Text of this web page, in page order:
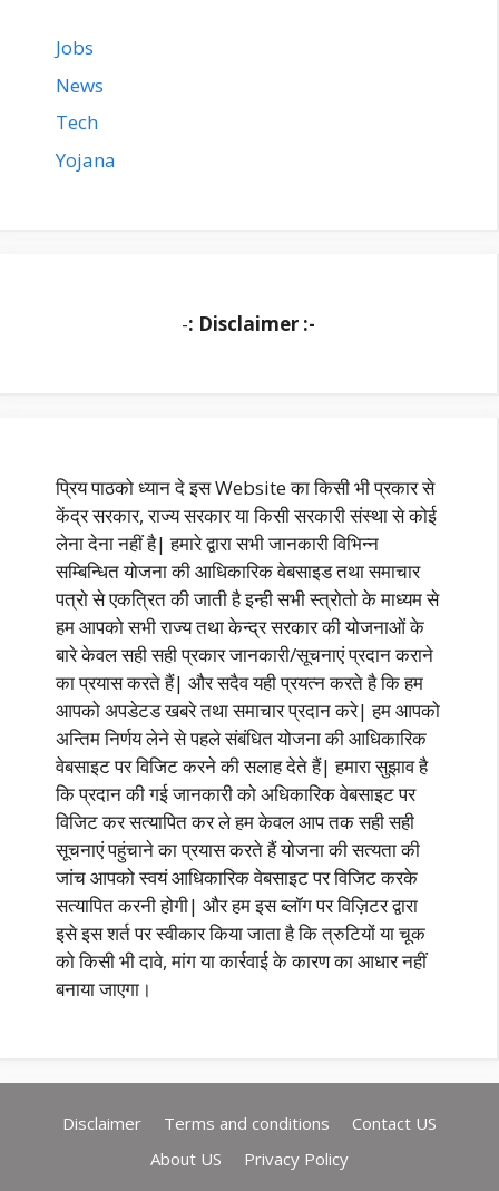
Jobs
News
Tech
Yojana
-: Disclaimer :-
प्रिय पाठको ध्यान दे इस Website का किसी भी प्रकार से
केंद्र सरकार, राज्य सरकार या किसी सरकारी संस्था से कोई
लेना देना नहीं है| हमारे द्वारा सभी जानकारी विभिन्न
सम्बिन्धित योजना की आधिकारिक वेबसाइड तथा समाचार
पत्रो से एकत्रित की जाती है इन्ही सभी स्त्रोतो के माध्यम से
हम आपको सभी राज्य तथा केन्द्र सरकार की योजनाओं के
बारे केवल सही सही प्रकार जानकारी/सूचनाएं प्रदान कराने
का प्रयास करते हैं| और सदैव यही प्रयत्न करते है कि हम
आपको अपडेटड खबरे तथा समाचार प्रदान करे| हम आपको
अन्तिम निर्णय लेने से पहले संबंधित योजना की आधिकारिक
वेबसाइट पर विजिट करने की सलाह देते हैं| हमारा सुझाव है
कि प्रदान की गई जानकारी को अधिकारिक वेबसाइट पर
विजिट कर सत्यापित कर ले हम केवल आप तक सही सही
सूचनाएं पहुंचाने का प्रयास करते हैं योजना की सत्यता की
जांच आपको स्वयं आधिकारिक वेबसाइट पर विजिट करके
सत्यापित करनी होगी| और हम इस ब्लॉग पर विज़िटर द्वारा
इसे इस शर्त पर स्वीकार किया जाता है कि त्रुटियों या चूक
को किसी भी दावे, मांग या कार्रवाई के कारण का आधार नहीं
बनाया जाएगा।
Disclaimer Terms and conditions
Contact US
About US
Privacy Policy